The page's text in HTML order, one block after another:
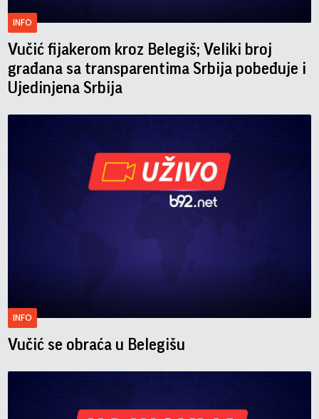
INFO
Vučić fijakerom kroz Belegiš; Veliki broj
građana sa transparentima Srbija pobeđuje i
Ujedinjena Srbija
INFO
Vučić se obraća u Belegišu